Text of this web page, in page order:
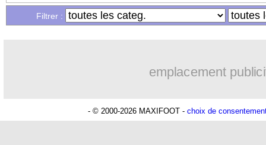
Filtrer :
emplacement
- © 2000-2026 MAXIFOOT - choix de